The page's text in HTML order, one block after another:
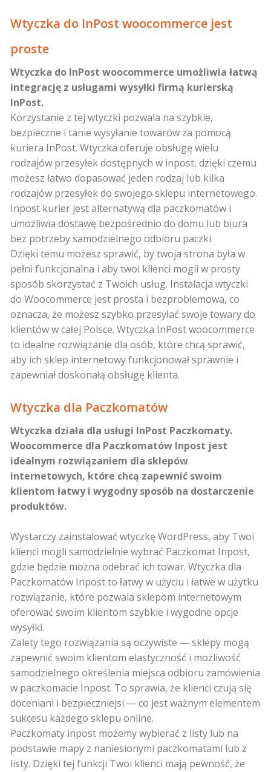
Wtyczka do InPost woocommerce jest
proste
Wtyczka do InPost woocommerce umożliwia łatwą
integrację z usługami wysyłki firmą kurierską
InPost.
Korzystanie z tej wtyczki pozwala na szybkie,
bezpieczne i tanie wysyłanie towarów za pomocą
kuriera InPost. Wtyczka oferuje obsługę wielu
rodzajów przesyłek dostępnych w inpost, dzięki czemu
możesz łatwo dopasować jeden rodzaj lub kilka
rodzajów przesyłek do swojego sklepu internetowego.
Inpost kurier jest alternatywą dla paczkomatów i
umożliwia dostawę bezpośrednio do domu lub biura
bez potrzeby samodzielnego odbioru paczki.
Dzięki temu możesz sprawić, by twoja strona była w
pełni funkcjonalna i aby twoi klienci mogli w prosty
sposób skorzystać z Twoich usług. Instalacja wtyczki
do Woocommerce jest prosta i bezproblemowa, co
oznacza, że możesz szybko przesyłać swoje towary do
klientów w całej Polsce. Wtyczka InPost woocommerce
to idealne rozwiązanie dla osób, które chcą sprawić,
aby ich sklep internetowy funkcjonował sprawnie i
zapewniał doskonałą obsługę klienta.
Wtyczka dla Paczkomatów
Wtyczka działa dla usługi InPost Paczkomaty.
Woocommerce dla Paczkomatów Inpost jest
idealnym rozwiązaniem dla sklepów
internetowych, które chcą zapewnić swoim
klientom łatwy i wygodny sposób na dostarczenie
produktów.
Wystarczy zainstalować wtyczkę WordPress, aby Twoi
klienci mogli samodzielnie wybrać Paczkomat Inpost,
gdzie będzie można odebrać ich towar. Wtyczka dla
Paczkomatów Inpost to łatwy w użyciu i łatwe w użytku
rozwiązanie, które pozwala sklepom internetowym
oferować swoim klientom szybkie i wygodne opcje
wysyłki.
Zalety tego rozwiązania są oczywiste — sklepy mogą
zapewnić swoim klientom elastyczność i możliwość
samodzielnego określenia miejsca odbioru zamówienia
w paczkomacie Inpost. To sprawia, że ​​klienci czują się
doceniani i bezpieczniejsi — co jest ważnym elementem
sukcesu każdego sklepu online.
Paczkomaty inpost możemy wybierać z listy lub na
podstawie mapy z naniesionymi paczkomatami lub z
listy. Dzięki tej funkcji Twoi klienci mają pewność, że